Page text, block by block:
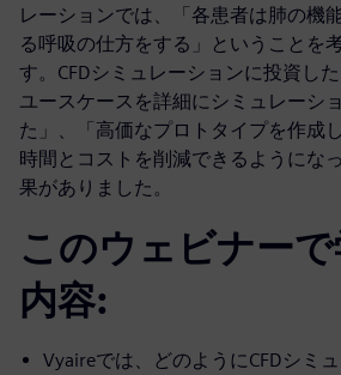
レーションでは、「各患者は肺の機
る呼吸の仕方をする」ということを
す。CFDシミュレーションに投資し
ユースケースを詳細にシミュレーシ
た」、「高価なプロトタイプを作成
時間とコストを削減できるようにな
果がありました。
このウェビナー
内容:
Vyaireでは、どのようにCFDシミ